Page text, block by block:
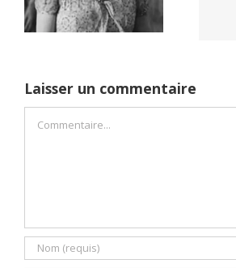
Dreams (1989)
Laisser un commentaire